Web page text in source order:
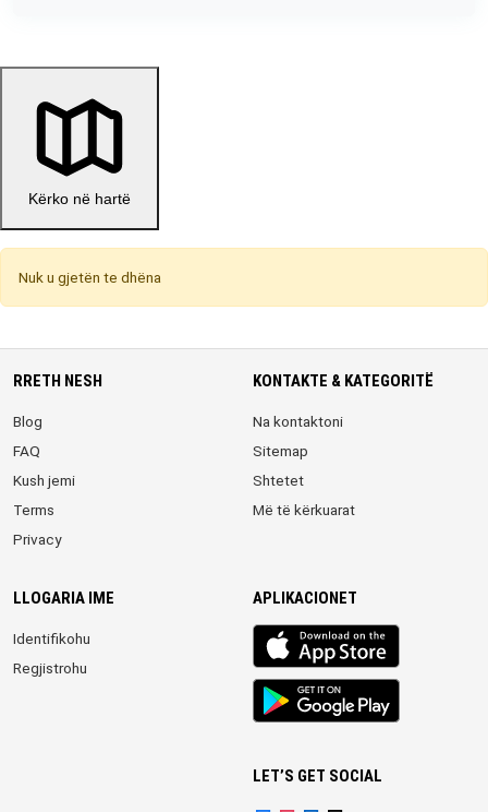
Kërko në hartë
Nuk u gjetën te dhëna
RRETH NESH
Blog
FAQ
Kush jemi
Terms
Privacy
KONTAKTE & KATEGORITË
Na kontaktoni
Sitemap
Shtetet
Më të kërkuarat
LLOGARIA IME
Identifikohu
Regjistrohu
APLIKACIONET
iOS
app
Android
App
LET’S GET SOCIAL